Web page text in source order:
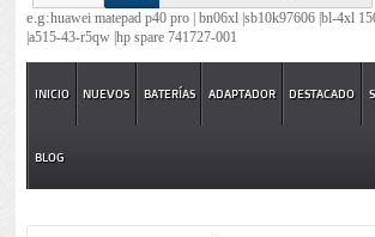
e.g:huawei matepad p40 pro |bn06xl |sb10k97606 |bl-4xl
|a515-43-r5qw |hp spare 741727-001
INICIO NUEVOS BATERÍAS ADAPTADOR DESTACADO
BLOG